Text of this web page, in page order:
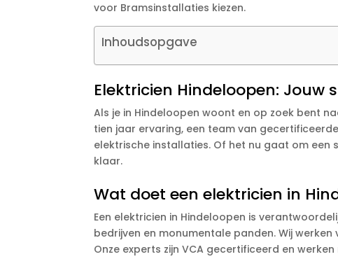
voor Bramsinstallaties kiezen.
Inhoudsopgave
Elektricien Hindeloopen: Jouw
Als je in Hindeloopen woont en op zoek bent
tien jaar ervaring, een team van
elektrische installaties. Of het nu gaat om
klaar.
Wat doet een elektricien in
Een elektricien in Hindeloopen is
bedrijven en monumentale panden. Wij werken
Onze experts zijn VCA gecertificeerd en